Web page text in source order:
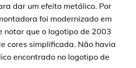
dar um efeito metálico. Por
foi modernizado em
notar que o logotipo de 2003
cores simplificada. Não havia
encontrado no logotipo de